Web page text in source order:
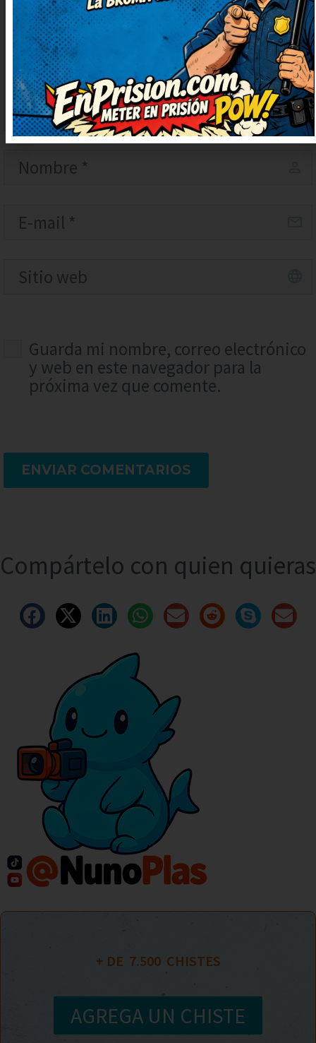
Guarda mi nombre, correo electrónico
y web en este navegador para la
próxima vez que comente.
ENVIAR COMENTARIOS
Compártelo con quien quieras
+ DE 7.500
  CHISTES
AGREGA UN CHISTE